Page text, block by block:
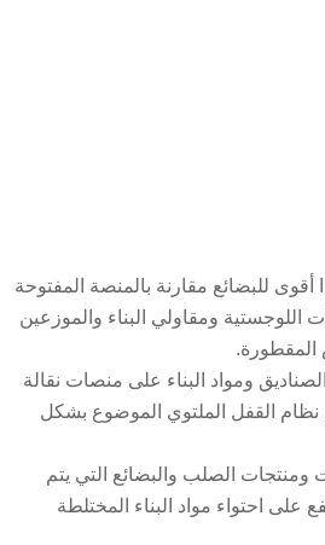
النقل التي تتطلب احتواءًا أقوى للبضائع مقارنة بالمنصة المفتوحة
ومقاولي البناء والموزعين
المقطورة.
ومواد البناء على منصات نقالة
نظام القفل الملتوي الموضوع بشكل
ومنتجات الصلب والبضائع التي يتم
على احتواء مواد البناء المختلطة